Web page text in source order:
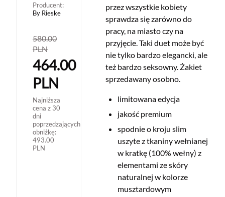
Producent:
By Rieske
580.00
PLN
464.00
PLN
Najniższa
cena z 30
dni
poprzedzających
obniżkę:
493.00
PLN
przez wszystkie kobiety
sprawdza się zarówno do
pracy, na miasto czy na
przyjęcie. Taki duet może być
nie tylko bardzo elegancki, ale
też bardzo seksowny. Żakiet
sprzedawany osobno.
limitowana edycja
jakość premium
spodnie o kroju slim
uszyte z tkaniny wełnianej
w kratkę (100% wełny) z
elementami ze skóry
naturalnej w kolorze
musztardowym